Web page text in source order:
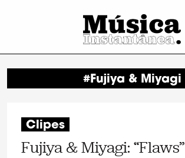
#Fujiya & Miyagi
Clipes
Fujiya & Miyagi: “Flaws”